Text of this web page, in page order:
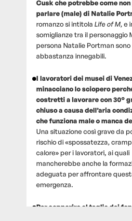
Cusk che potrebbe come
parlare (male) di Natalie
romanzo si intitola Life of M, e
somiglianze tra il personaggio
persona Natalie Portman sono
abbastanza innegabili.
I lavoratori dei musei di
minacciano lo sciopero
costretti a lavorare con 30°
chiuso a causa dell’aria
che funziona male o manca
Una situazione così grave da
rischio di «spossatezza,
calore» per i lavoratori, ai quali
mancherebbe anche la
adeguata per affrontare
emergenza.
Per sopperire al taglio dei